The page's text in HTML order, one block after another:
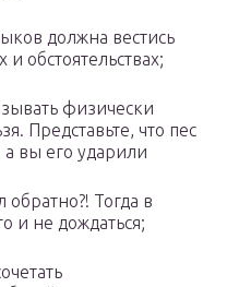
должна вестись
обстоятельствах;
физически
Представьте, что пес
а вы его ударили
обратно?! Тогда в
и не дождаться;